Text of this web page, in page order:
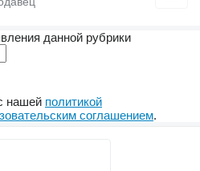
данной рубрики
нашей политикой
соглашением.